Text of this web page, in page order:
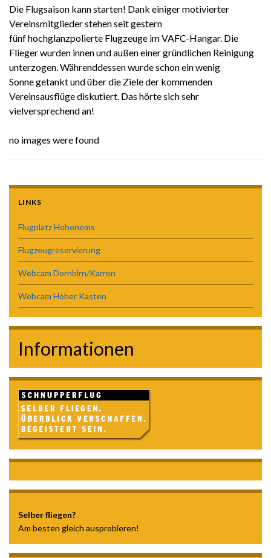
Die Flugsaison kann starten! Dank einiger motivierter
Vereinsmitglieder stehen seit gestern
fünf hochglanzpolierte Flugzeuge im VAFC-Hangar. Die
Flieger wurden innen und außen einer gründlichen Reinigung
unterzogen. Währenddessen wurde schon ein wenig
Sonne getankt und über die Ziele der kommenden
Vereinsausflüge diskutiert. Das hörte sich sehr
vielversprechend an!
no images were found
LINKS
Flugplatz Hohenems
Flugzeugreservierung
Webcam Dornbirn/Karren
Webcam Hoher Kasten
Informationen
Selber fliegen?
Am besten gleich ausprobieren!